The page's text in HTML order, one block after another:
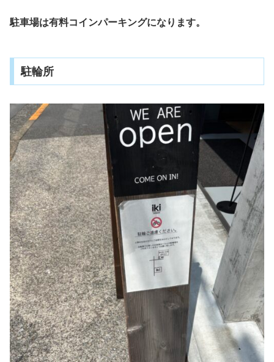
駐車場は有料コインパーキングになります。
駐輪所